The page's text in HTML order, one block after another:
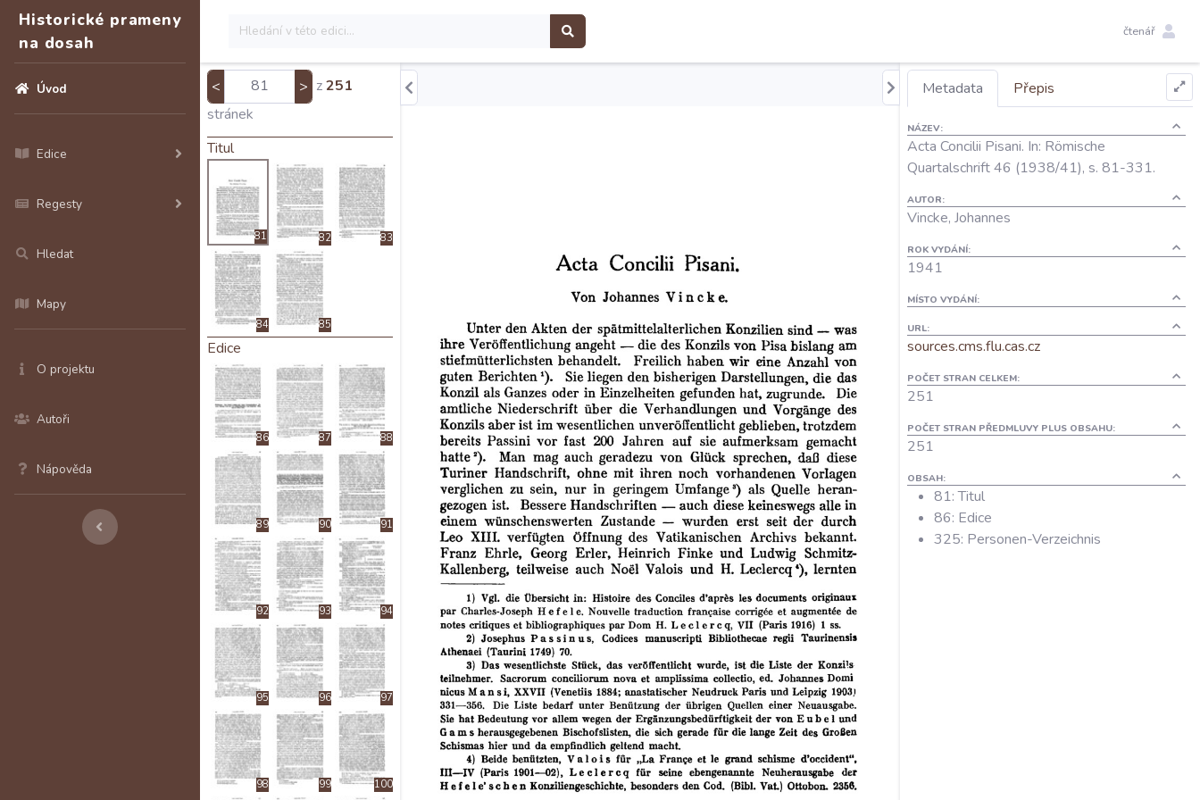
Historické prameny
na dosah
Úvod
Edice
Regesty
Hledat
Mapy
O projektu
Autoři
Nápověda
čtenář
< > z251
stránek
Titul
81 82 83
84 85
Edice
86 87 88
89 90 91
92 93 94
95 96 97
98 99 100
Metadata Přepis
NÁZEV:
Acta Concilii Pisani. In: Römische
Quartalschrift 46 (1938/41), s. 81-331.
AUTOR:
Vincke, Johannes
ROK VYDÁNÍ:
1941
MÍSTO VYDÁNÍ:
URL:
sources.cms.flu.cas.cz
POČET STRAN CELKEM:
251
POČET STRAN PŘEDMLUVY PLUS OBSAHU:
251
OBSAH:
81: Titul
86: Edice
325: Personen-Verzeichnis